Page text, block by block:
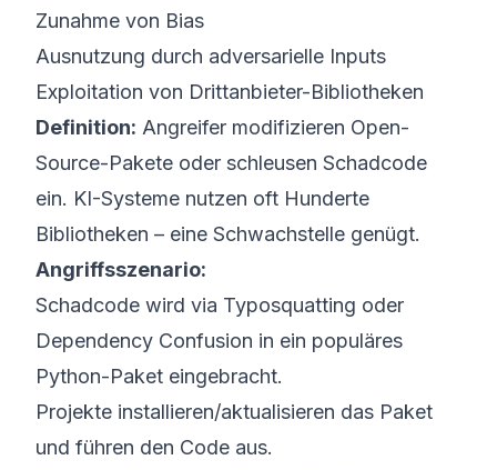
Zunahme von Bias
Ausnutzung durch adversarielle Inputs
Exploitation von Drittanbieter-Bibliotheken
Definition: Angreifer modifizieren Open-
Source-Pakete oder schleusen Schadcode
ein. KI-Systeme nutzen oft Hunderte
Bibliotheken – eine Schwachstelle genügt.
Angriffsszenario:
Schadcode wird via Typosquatting oder
Dependency Confusion in ein populäres
Python-Paket eingebracht.
Projekte installieren/aktualisieren das Paket
und führen den Code aus.